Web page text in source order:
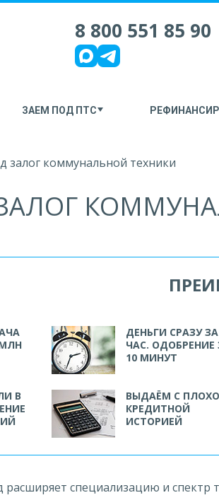
8 800 551 85 90
ЗАЕМ ПОД ПТС
залог коммунальной техники
ДЕНЬГИ СРАЗУ ЗА
ЧАС. ОДОБРЕНИЕ
10 МИНУТ
В
ВЫДАЁМ С
КРЕДИТНОЙ
ИСТОРИЕЙ
специализацию и спектр